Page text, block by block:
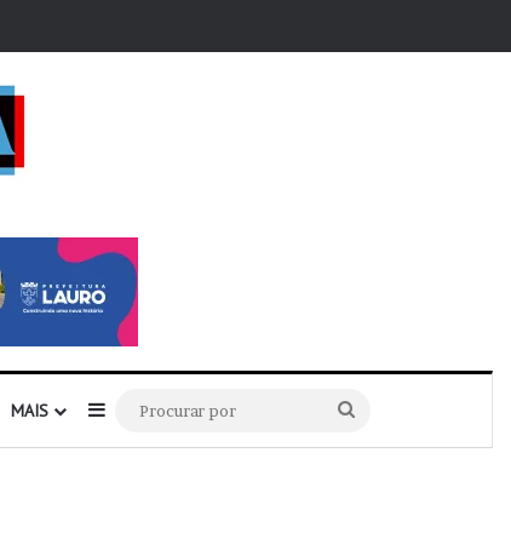
MAIS Barra Lateral
por